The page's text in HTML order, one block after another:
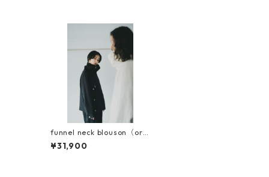
funnel neck blouson（ori
ginal sleeve）
¥31,900